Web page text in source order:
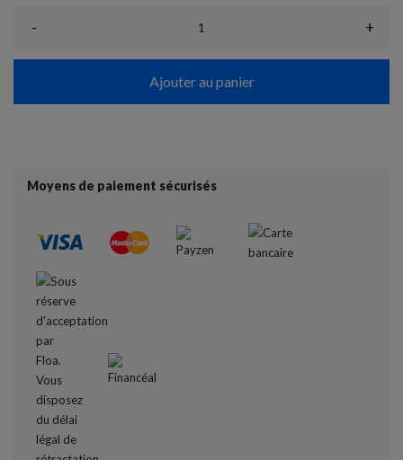
- +
Ajouter au panier
Moyens de paiement sécurisés